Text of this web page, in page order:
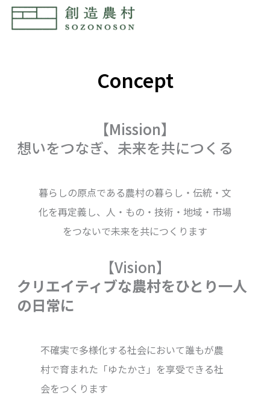
Concept
【Mission】
想いをつなぎ、未来を共につくる
暮らしの原点である農村の暮らし・伝統・文
化を再定義し、人・もの・技術・地域・市場
をつないで未来を共につくります
【Vision】
クリエイティブな農村をひとり一人
の日常に
不確実で多様化する社会において誰もが農
村で育まれた「ゆたかさ」を享受できる社
会をつくります